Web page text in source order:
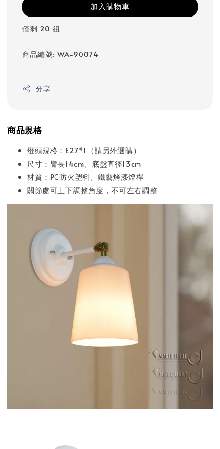
加入購物車
僅剩 20 組
商品編號: WA-90074
分享
商品規格
燈頭規格：E27*1（請另外選購）
尺寸：臂長14cm、底盤直徑13cm
材質：PC防火塑料、鐵藝烤漆燈桿
關節處可上下調整角度，不可左右調整